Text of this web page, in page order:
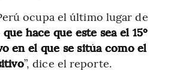
ocupa el último lugar de
hace que este sea el 15º
en el que se sitúa como el
”, dice el reporte.